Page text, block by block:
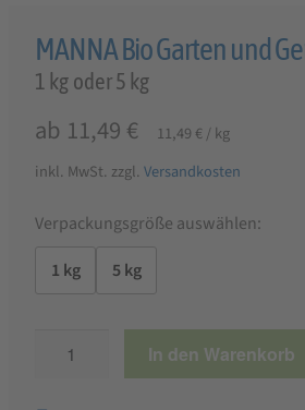
MANNA Bio Garten und
1 kg oder 5 kg
ab 11,49 € 11,49 €/kg
inkl. MwSt. zzgl. Versandkosten
Verpackungsgröße auswählen:
1 kg
5 kg
In den Warenkorb